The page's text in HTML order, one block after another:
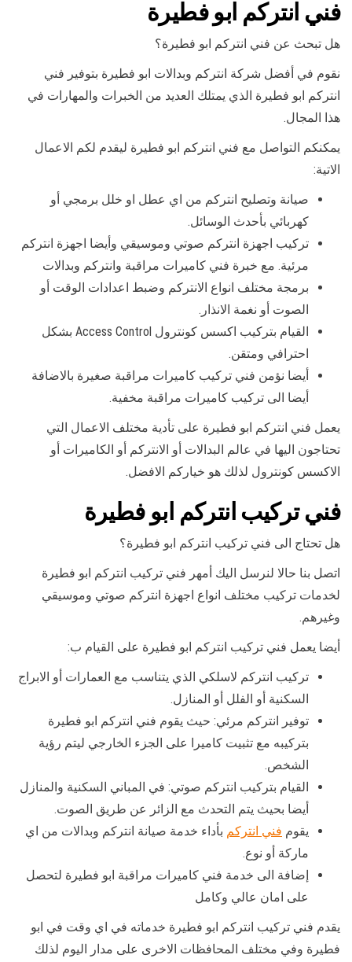
فني انتركم ابو فطيرة
هل تبحث عن فني انتركم ابو فطيرة؟
نقوم في أفضل شركة انتركم وبدالات ابو فطيرة بتوفير فني
انتركم ابو فطيرة الذي يمتلك العديد من الخبرات والمهارات في
هذا المجال.
يمكنكم التواصل مع فني انتركم ابو فطيرة ليقدم لكم الاعمال
الاتية:
صيانة وتصليح انتركم من اي عطل او خلل برمجي أو
كهربائي بأحدث الوسائل.
تركيب اجهزة انتركم صوتي وموسيقي وأيضا اجهزة انتركم
مرئية. مع خبرة فني كاميرات مراقبة وانتركم وبدالات
برمجة مختلف انواع الانتركم وضبط اعدادات الوقت أو
الصوت أو نغمة الانذار.
القيام بتركيب اكسس كونترول Access Control بشكل
احترافي ومتقن.
أيضا نؤمن فني تركيب كاميرات مراقبة صغيرة بالاضافة
أيضا الى تركيب كاميرات مراقبة مخفية.
يعمل فني انتركم ابو فطيرة على تأدية مختلف الاعمال التي
تحتاجون اليها في عالم البدالات أو الانتركم أو الكاميرات أو
الاكسس كونترول لذلك هو خياركم الافضل.
فني تركيب انتركم ابو فطيرة
هل تحتاج الى فني تركيب انتركم ابو فطيرة؟
اتصل بنا حالا لنرسل اليك أمهر فني تركيب انتركم ابو فطيرة
لخدمات تركيب مختلف انواع اجهزة انتركم صوتي وموسيقي
وغيرهم.
أيضا يعمل فني تركيب انتركم ابو فطيرة على القيام ب:
تركيب انتركم لاسلكي الذي يتناسب مع العمارات أو الابراج
السكنية أو الفلل أو المنازل.
توفير انتركم مرئي: حيث يقوم فني انتركم ابو فطيرة
بتركيبه مع تثبيت كاميرا على الجزء الخارجي ليتم رؤية
الشخص.
القيام بتركيب انتركم صوتي: في المباني السكنية والمنازل
أيضا بحيث يتم التحدث مع الزائر عن طريق الصوت.
يقوم فني انتركم بأداء خدمة صيانة انتركم وبدالات من اي
ماركة أو نوع.
إضافة الى خدمة فني كاميرات مراقبة ابو فطيرة لتحصل
على امان عالي وكامل
يقدم فني تركيب انتركم ابو فطيرة خدماته في اي وقت في ابو
فطيرة وفي مختلف المحافظات الاخرى على مدار اليوم لذلك